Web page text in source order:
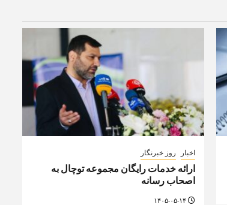
اخبار روز خبرنگار
ارائه خدمات رایگان مجموعه توچال به
اصحاب رسانه
۱۴۰۵-۰۵-۱۴